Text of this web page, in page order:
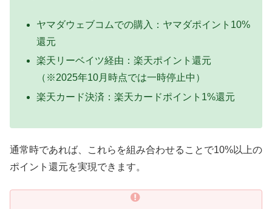
ヤマダウェブコムでの購入：ヤマダポイント10%
還元
楽天リーベイツ経由：楽天ポイント還元
（※2025年10月時点では一時停止中）
楽天カード決済：楽天カードポイント1%還元
通常時であれば、これらを組み合わせることで10%以上の
ポイント還元を実現できます。